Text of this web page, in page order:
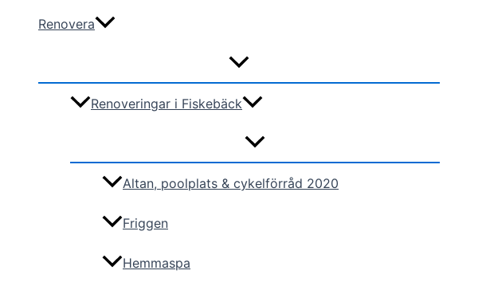
Renovera
Renoveringar i Fiskebäck
Altan, poolplats & cykelförråd 2020
Friggen
Hemmaspa